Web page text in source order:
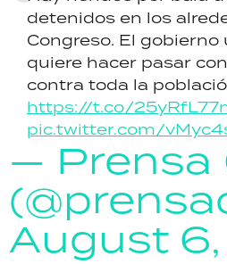
detenidos en los
Congreso. El gobierno
quiere hacer pasar
contra toda la
https://t.co/
pic.twitter.com/
— Prensa
August